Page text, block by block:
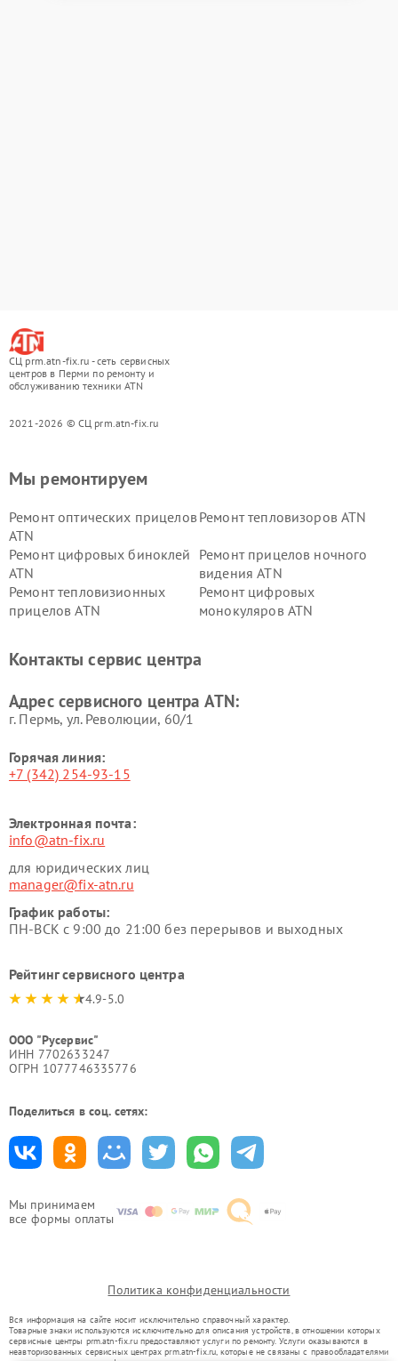
СЦ prm.atn-fix.ru - сеть сервисных
центров в Перми по ремонту и
обслуживанию техники ATN
2021-2026 © СЦ prm.atn-fix.ru
Мы принимаем
все формы оплаты
Мы ремонтируем
Ремонт оптических прицелов
ATN
Ремонт тепловизоров ATN
Ремонт цифровых биноклей
ATN
Ремонт прицелов ночного
видения ATN
Ремонт тепловизионных
прицелов ATN
Ремонт цифровых
монокуляров ATN
Контакты сервис центра
Адрес сервисного центра ATN:
г. Пермь, ул. ​Революции, 60/1
Горячая линия:
+7 (342) 254-93-15
Электронная почта:
info@atn-fix.ru
для юридических лиц
manager@fix-atn.ru
График работы:
ПН-ВСК с 9:00 до 21:00 без перерывов и выходных
Рейтинг сервисного центра
4.9-5.0
ООО "Русервис"
ИНН 7702633247
ОГРН 1077746335776
Поделиться в соц. сетях:
Политика конфиденциальности
Вся информация на сайте носит исключительно справочный характер.
Товарные знаки используются исключительно для описания устройств, в отношении которых
сервисные центры prm.atn-fix.ru предоставляют услуги по ремонту. Услуги оказываются в
неавторизованных сервисных центрах prm.atn-fix.ru, которые не связаны с правообладателями